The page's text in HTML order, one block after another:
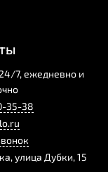
7, ежедневно и
35-38
,улица Дубки, 15